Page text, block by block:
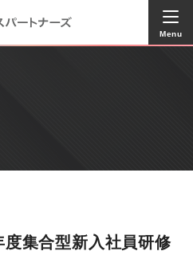
Menu
度集合型新入社員研修